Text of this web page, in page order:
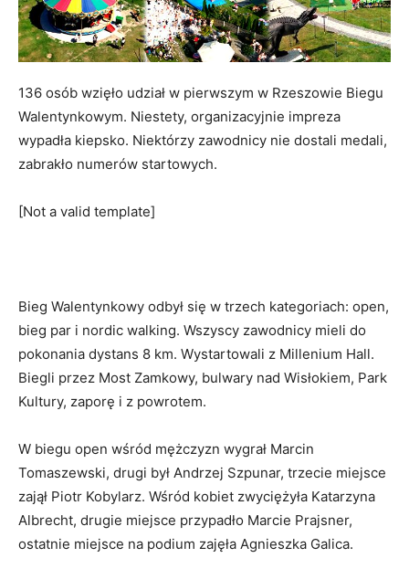
136 osób wzięło udział w pierwszym w Rzeszowie Biegu
Walentynkowym. Niestety, organizacyjnie impreza
wypadła kiepsko. Niektórzy zawodnicy nie dostali medali,
zabrakło numerów startowych.
[Not a valid template]
Bieg Walentynkowy odbył się w trzech kategoriach: open,
bieg par i nordic walking. Wszyscy zawodnicy mieli do
pokonania dystans 8 km. Wystartowali z Millenium Hall.
Biegli przez Most Zamkowy, bulwary nad Wisłokiem, Park
Kultury, zaporę i z powrotem.
W biegu open wśród mężczyzn wygrał Marcin
Tomaszewski, drugi był Andrzej Szpunar, trzecie miejsce
zajął Piotr Kobylarz. Wśród kobiet zwyciężyła Katarzyna
Albrecht, drugie miejsce przypadło Marcie Prajsner,
ostatnie miejsce na podium zajęła Agnieszka Galica.